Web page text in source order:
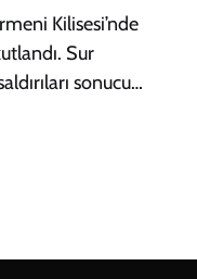
Kilisesi’nde
Sur
sonucu…